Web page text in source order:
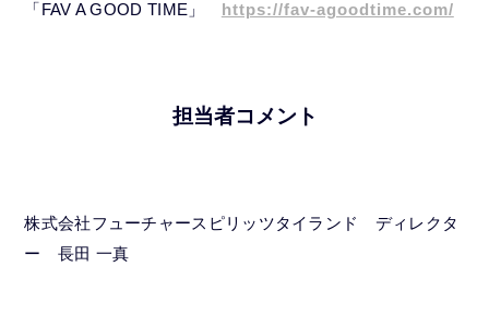
「FAV A GOOD TIME」 https://fav-agoodtime.com/
担当者コメント
株式会社フューチャースピリッツタイランド ディレクタ
ー 長田 一真